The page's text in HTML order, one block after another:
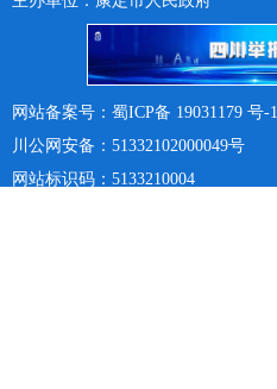
网站备案号：蜀ICP备 19031179 号-1
川公网安备：51332102000049号
网站标识码：5133210004